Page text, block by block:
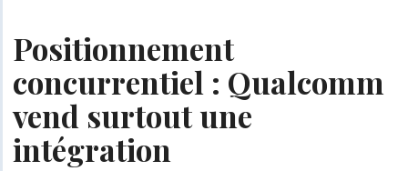
Positionnement
concurrentiel : Qualcomm
vend surtout une
intégration